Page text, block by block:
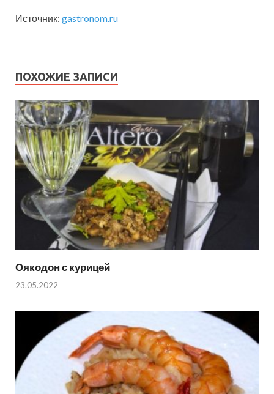
Источник: gastronom.ru
ПОХОЖИЕ ЗАПИСИ
Оякодон с курицей
23.05.2022